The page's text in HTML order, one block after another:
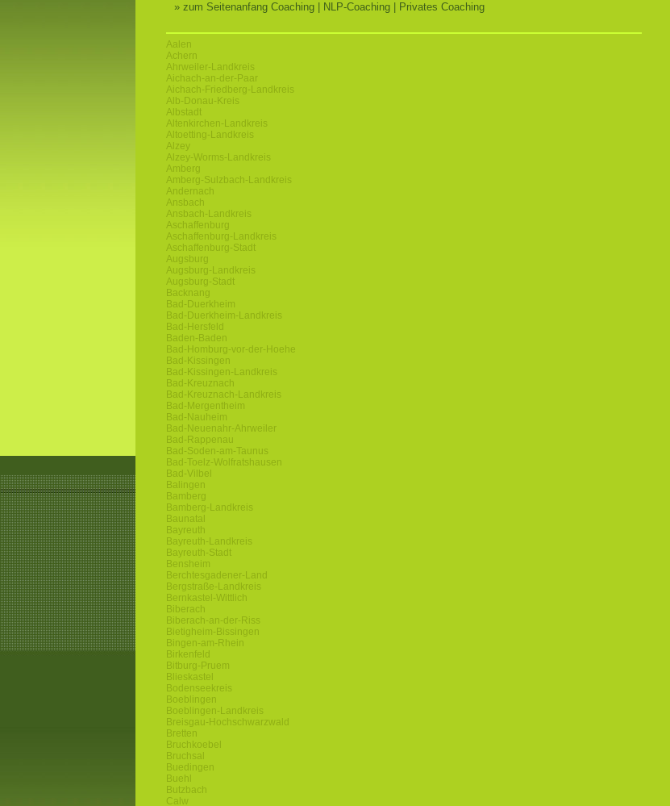
» zum Seitenanfang Coaching | NLP-Coaching | Privates Coaching
Aalen
Achern
Ahrweiler-Landkreis
Aichach-an-der-Paar
Aichach-Friedberg-Landkreis
Alb-Donau-Kreis
Albstadt
Altenkirchen-Landkreis
Altoetting-Landkreis
Alzey
Alzey-Worms-Landkreis
Amberg
Amberg-Sulzbach-Landkreis
Andernach
Ansbach
Ansbach-Landkreis
Aschaffenburg
Aschaffenburg-Landkreis
Aschaffenburg-Stadt
Augsburg
Augsburg-Landkreis
Augsburg-Stadt
Backnang
Bad-Duerkheim
Bad-Duerkheim-Landkreis
Bad-Hersfeld
Baden-Baden
Bad-Homburg-vor-der-Hoehe
Bad-Kissingen
Bad-Kissingen-Landkreis
Bad-Kreuznach
Bad-Kreuznach-Landkreis
Bad-Mergentheim
Bad-Nauheim
Bad-Neuenahr-Ahrweiler
Bad-Rappenau
Bad-Soden-am-Taunus
Bad-Toelz-Wolfratshausen
Bad-Vilbel
Balingen
Bamberg
Bamberg-Landkreis
Baunatal
Bayreuth
Bayreuth-Landkreis
Bayreuth-Stadt
Bensheim
Berchtesgadener-Land
Bergstraße-Landkreis
Bernkastel-Wittlich
Biberach
Biberach-an-der-Riss
Bietigheim-Bissingen
Bingen-am-Rhein
Birkenfeld
Bitburg-Pruem
Blieskastel
Bodenseekreis
Boeblingen
Boeblingen-Landkreis
Breisgau-Hochschwarzwald
Bretten
Bruchkoebel
Bruchsal
Buedingen
Buehl
Butzbach
Calw